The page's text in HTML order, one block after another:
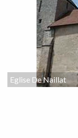
Eglise De Naillat